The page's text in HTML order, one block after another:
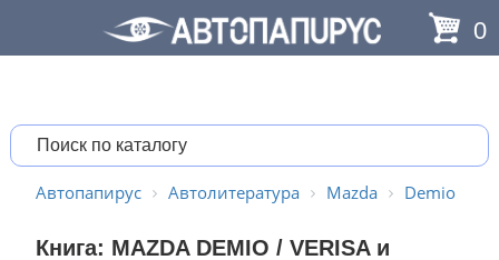
0
Автопапирус Автолитература Mazda Demio
Книга: MAZDA DEMIO / VERISA и